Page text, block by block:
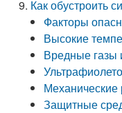
Как обустроить
Факторы
Высокие
Вредные газы
Механические
Защитные